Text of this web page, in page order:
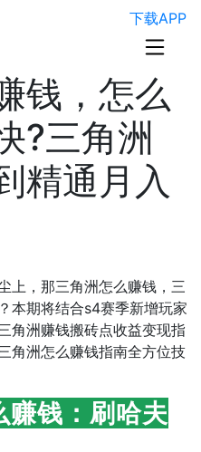
下载APP
钱，怎么
?三角洲
精通月入
，那三角洲怎么赚钱，三
本期将结合s4赛季新增玩家
角洲赚钱搬砖点收益变现指
角洲怎么赚钱指南全方位技
赚钱：刷哈夫